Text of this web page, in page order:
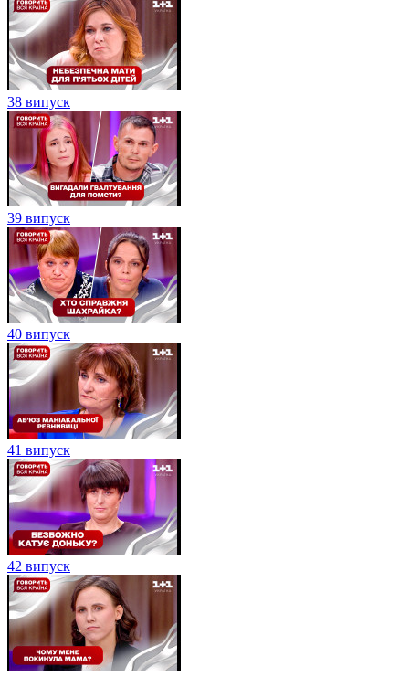
38 випуск
39 випуск
40 випуск
41 випуск
42 випуск